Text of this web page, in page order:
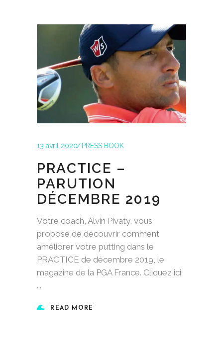
13 avril 2020 PRESS BOOK
PRACTICE –
PARUTION
DÉCEMBRE 2019
Votre coach, Alvin Pivaty, vous
propose de découvrir comment
améliorer votre putting dans le
PRACTICE de décembre 2019, le
magazine de la PGA France. Cliquez ici
READ MORE